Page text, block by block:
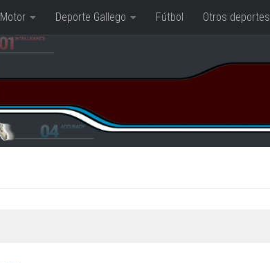
Motor Deporte Gallego Fútbol Otros deportes